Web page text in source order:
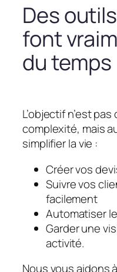
Des
font
du temps
L’objectif n’est pas
complexité, mais
simplifier la vie :
Créer vos
Suivre vos
facilement
Automatiser
Garder une
activité.
Nous vous aidons